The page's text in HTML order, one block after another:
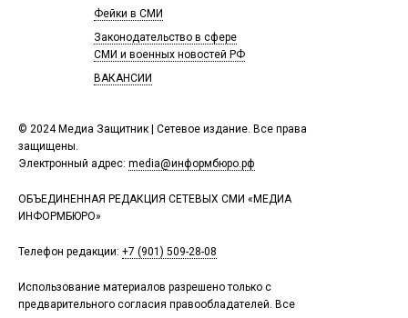
© 2024 Медиа Защитник | Сетевое издание. Все права
защищены.
Электронный адрес: media@информбюро.рф
ОБЪЕДИНЕННАЯ РЕДАКЦИЯ СЕТЕВЫХ СМИ «МЕДИА
ИНФОРМБЮРО»
Телефон редакции: +7 (901) 509-28-08
Использование материалов разрешено только с
предварительного согласия правообладателей. Все
Фейки в СМИ
Законодательство в сфере
СМИ и военных новостей РФ
ВАКАНСИИ